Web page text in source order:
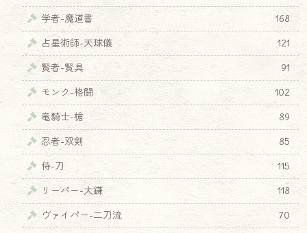
学者-魔道書
168
占星術師-天球儀
121
賢者-賢具
91
モンク-格闘
102
竜騎士-槍
89
忍者-双剣
85
侍-刀
115
リーパー-大鎌
118
ヴァイパー-二刀流
70